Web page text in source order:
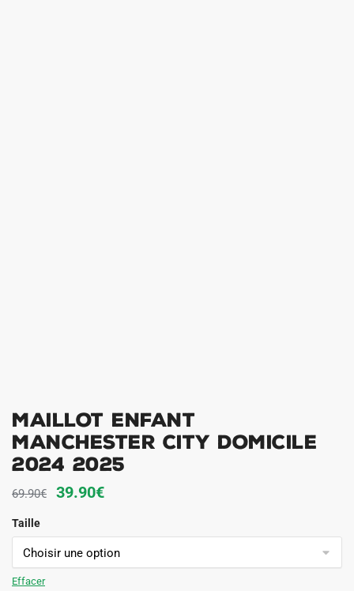
Maillot Enfant
Manchester City Domicile
2024 2025
69.90€
Le
initial
était :
39.90€Le
actuel
est :
Taille
Effacer